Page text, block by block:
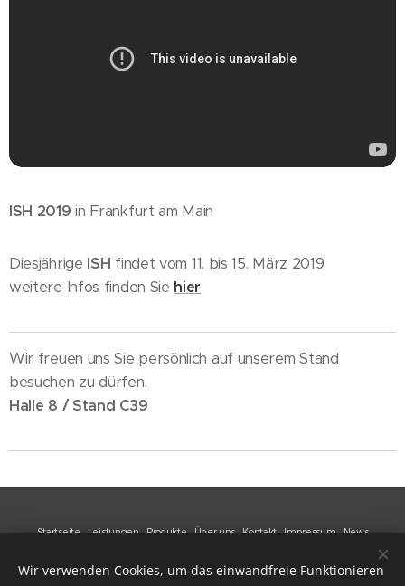
ISH 2019in Frankfurt am Main
Diesjährige ISH findet vom 11. bis 15. März 2019
weitere Infos finden Sie hier
Wir freuen uns Sie persönlich auf unserem Stand
besuchen zu dürfen.
Halle 8 / Stand C39
Startseite Leistungen Produkte Über uns Kontakt Impressum News
Wir verwenden Cookies, um das einwandfreie Funktionieren